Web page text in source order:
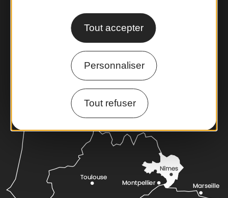
Tout accepter
Personnaliser
Tout refuser
Foire aux questions
Brochures
Cartoguides et Topoguides
Latitude Gard